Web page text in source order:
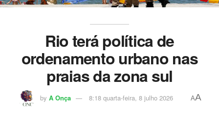
Rio terá política de
ordenamento urbano nas
praias da zona sul
by A Onça 8:18 quarta-feira, 8 julho 2026 AA